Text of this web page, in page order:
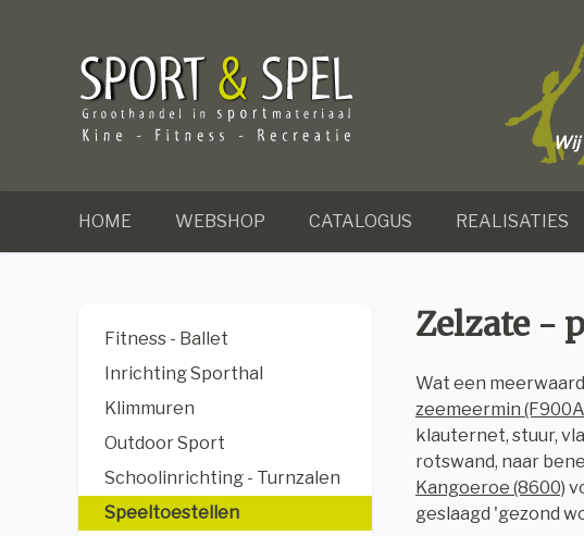
Wij
HOME WEBSHOP CATALOGUS REALISATIES
Fitness - Ballet
Inrichting Sporthal
Klimmuren
Outdoor Sport
Schoolinrichting - Turnzalen
Speeltoestellen
Zelzate -
Wat een
zeemeermin
klauternet, stuur,
rotswand, naar
Kangoeroe (8600)
geslaagd 'gezond